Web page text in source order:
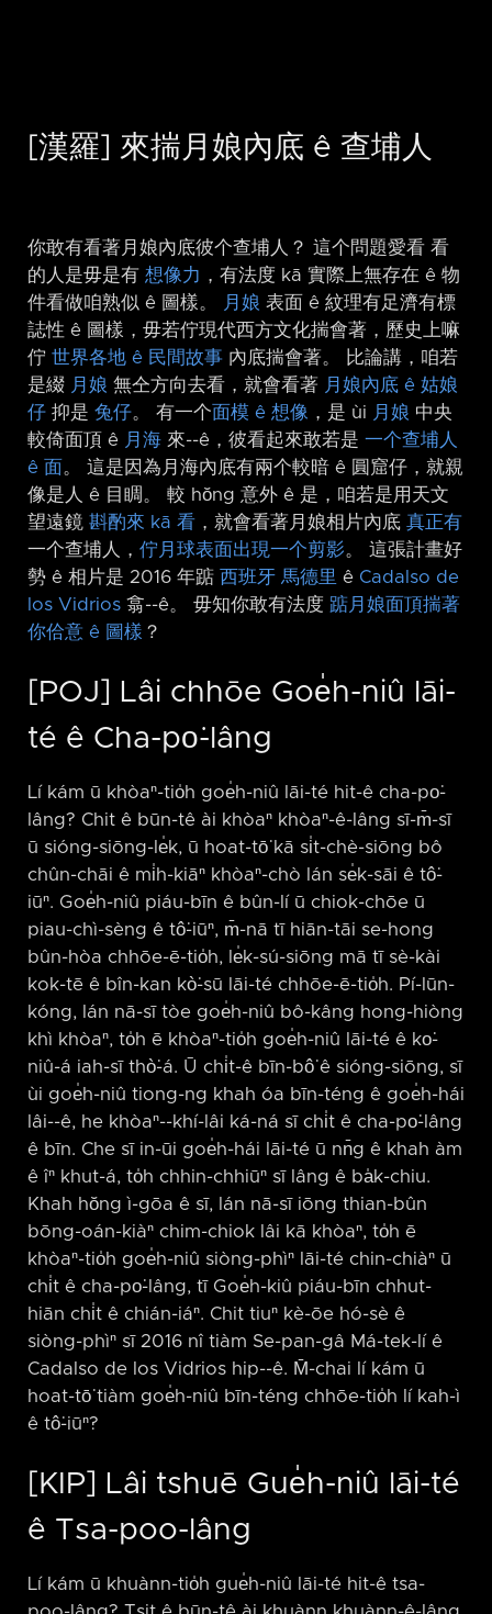
[漢羅] 來揣月娘內底 ê 查埔人
你敢有看著月娘內底彼个查埔人？ 這个問題愛看 看
的人是毋是有 想像力 ，有法度 kā 實際上無存在 ê 物
件看做咱熟似 ê 圖樣。
月娘 表面 ê 紋理有足濟有標
誌性 ê 圖樣，毋若佇現代西方文化揣會著，歷史上嘛
佇 世界各地 ê 民間故事 內底揣會著。 比論講，咱若
是綴 月娘 無仝方向去看，就會看著 月娘內底 ê 姑娘
仔 抑是 兔仔。 有一个面模 ê 想像 ，是 ùi 月娘 中央
較倚面頂 ê 月海 來-⁠-ê，彼看起來敢若是 一个查埔人
ê 面 。 這是因為月海內底有兩个較暗 ê 圓窟仔，就親
像是人 ê 目睭。 較 hŏng 意外 ê 是，咱若是用天文
望遠鏡 斟酌來 kā 看 ，就會看著月娘相片內底 真正有
一个查埔人， 佇月球表面出現一个剪影。 這張計畫好
勢 ê 相片是 2016 年踮 西班牙 馬德里 ê Cadalso de
los Vidrios 翕-⁠-ê。 毋知你敢有法度 踮月娘面頂揣著
你佮意 ê 圖樣 ？
[POJ] Lâi chhōe Goe̍h-niû lāi-
té ê Cha-po͘-lâng
Lí kám ū khòaⁿ-tio̍h goe̍h-niû lāi-té hit-ê cha-po͘-
lâng? Chit ê būn-tê ài khòaⁿ khòaⁿ-ê-lâng sī-m̄-sī
ū sióng-siōng-le̍k, ū hoat-tō͘ kā si̍t-chè-siōng bô
chûn-chāi ê mi̍h-kiāⁿ khòaⁿ-chò lán se̍k-sāi ê tô͘-
iūⁿ. Goe̍h-niû piáu-bīn ê bûn-lí ū chiok-chōe ū
piau-chì-sèng ê tô͘-iūⁿ, m̄-nā tī hiān-tāi se-hong
bûn-hòa chhōe-ē-tio̍h, le̍k-sú-siōng mā tī sè-kài
kok-tē ê bîn-kan kò͘-sū lāi-té chhōe-ē-tio̍h. Pí-lūn-
kóng, lán nā-sī tòe goe̍h-niû bô-kâng hong-hiòng
khì khòaⁿ, to̍h ē khòaⁿ-tio̍h goe̍h-niû lāi-té ê ko͘-
niû-á iah-sī thò͘-á. Ū chi̍t-ê bīn-bô͘ ê sióng-siōng, sī
ùi goe̍h-niû tiong-ng khah óa bīn-téng ê goe̍h-hái
lâi-⁠-ê, he khòaⁿ-⁠-khí-lâi ká-ná sī chi̍t ê cha-po͘-lâng
ê bīn. Che sī in-ūi goe̍h-hái lāi-té ū nn̄g ê khah àm
ê îⁿ khut-á, to̍h chhin-chhiūⁿ sī lâng ê ba̍k-chiu.
Khah hŏng ì-gōa ê sī, lán nā-sī iōng thian-bûn
bōng-oán-kiàⁿ chim-chiok lâi kā khòaⁿ, to̍h ē
khòaⁿ-tio̍h goe̍h-niû siòng-phìⁿ lāi-té chin-chiàⁿ ū
chi̍t ê cha-po͘-lâng, tī Goe̍h-kiû piáu-bīn chhut-
hiān chi̍t ê chián-iáⁿ. Chit tiuⁿ kè-ōe hó-sè ê
siòng-phìⁿ sī 2016 nî tiàm Se-pan-gâ Má-tek-lí ê
Cadalso de los Vidrios hip-⁠-ê. M̄-chai lí kám ū
hoat-tō͘ tiàm goe̍h-niû bīn-téng chhōe-tio̍h lí kah-ì
ê tô͘-iūⁿ?
[KIP] Lâi tshuē Gue̍h-niû lāi-té
ê Tsa-poo-lâng
Lí kám ū khuànn-tio̍h gue̍h-niû lāi-té hit-ê tsa-